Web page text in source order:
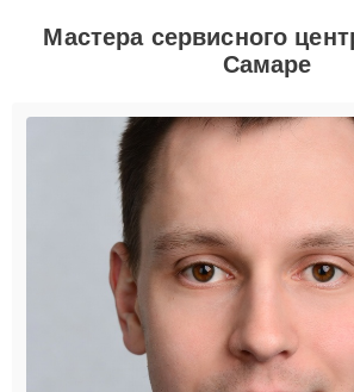
Мастера сервисного
Самаре